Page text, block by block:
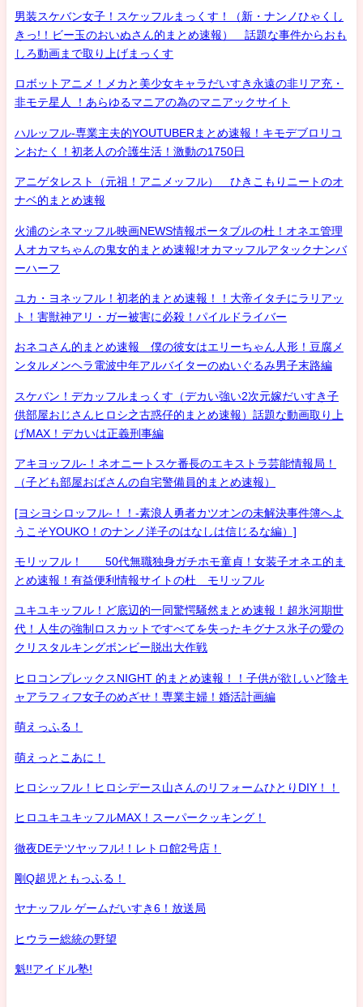
男装スケバン女子！スケッフルまっくす！（新・ナンノひゃくし
きっ!！ビー玉のおいぬさん的まとめ速報） 話題な事件からおも
しろ動画まで取り上げまっくす
ロボットアニメ！メカと美少女キャラだいすき永遠の非リア充・
非モテ星人 ！あらゆるマニアの為のマニアックサイト
ハルッフル-専業主夫的YOUTUBERまとめ速報！キモデブロリコ
ンおたく！初老人の介護生活！激動の1750日
アニゲタレスト（元祖！アニメッフル） ひきこもりニートのオ
ナベ的まとめ速報
火浦のシネマッフル映画NEWS情報ポータブルの杜！オネエ管理
人オカマちゃんの鬼女的まとめ速報!オカマッフルアタックナンバ
ーハーフ
ユカ・ヨネッフル！初老的まとめ速報！！大帝イタチにラリアッ
ト！害獣神アリ・ガー被害に必殺！パイルドライバー
おネコさん的まとめ速報 僕の彼女はエリーちゃん人形！豆腐メ
ンタルメンヘラ電波中年アルバイターのぬいぐるみ男子末路編
スケバン！デカッフルまっくす（デカい強い2次元嫁だいすき子
供部屋おじさんヒロシ之古惑仔的まとめ速報）話題な動画取り上
げMAX！デカいは正義刑事編
アキヨッフル-！ネオニートスケ番長のエキストラ芸能情報局！
（子ども部屋おばさんの自宅警備員的まとめ速報）
[ヨシヨシロッフル-！！-素浪人勇者カツオンの未解決事件簿へよ
うこそYOUKO！のナンノ洋子のはなしは信じるな編）]
モリッフル！ 50代無職独身ガチホモ童貞！女装子オネエ的ま
とめ速報！有益便利情報サイトの杜 モリッフル
ユキユキッフル！ど底辺的一同驚愕騒然まとめ速報！超氷河期世
代！人生の強制ロスカットですべてを失ったキグナス氷子の愛の
クリスタルキングボンビー脱出大作戦
ヒロコンプレックスNIGHT 的まとめ速報！！子供が欲しいど陰キ
ャアラフィフ女子のめざせ！専業主婦！婚活計画編
萌えっふる！
萌えっとこあに！
ヒロシッフル！ヒロシデース山さんのリフォームひとりDIY！！
ヒロユキユキッフルMAX！スーパークッキング！
徹夜DEテツヤッフル!！レトロ館2号店！
剛Q超児ともっふる！
ヤナッフル ゲームだいすき6！放送局
ヒウラー総統の野望
魁!!アイドル塾!